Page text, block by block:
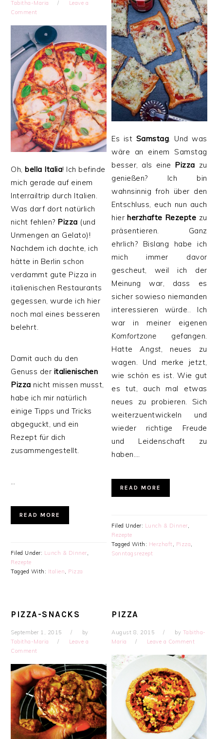
Tabitha-Maria
Leave a
Comment
Oh, bella Italia! Ich befinde
mich gerade auf einem
Interrailtrip durch Italien.
Was darf dort natürlich
nicht fehlen? Pizza (und
Unmengen an Gelato)!
Nachdem ich dachte, ich
hätte in Berlin schon
verdammt gute Pizza in
italienischen Restaurants
gegessen, wurde ich hier
noch mal eines besseren
belehrt.
Damit auch du den
Genuss der italienischen
Pizza nicht missen musst,
habe ich mir natürlich
einige Tipps und Tricks
abgeguckt, und ein
Rezept für dich
zusammengestellt.
…
READ MORE
Filed Under: Lunch & Dinner,
Rezepte
Tagged With: Italien, Pizza
Es ist Samstag. Und was
wäre an einem Samstag
besser, als eine Pizza zu
genießen? Ich bin
wahnsinnig froh über den
Entschluss, euch nun auch
hier herzhafte Rezepte zu
präsentieren. Ganz
ehrlich? Bislang habe ich
mich immer davor
gescheut, weil ich der
Meinung war, dass es
sicher sowieso niemanden
interessieren würde.. Ich
war in meiner eigenen
Komfortzone gefangen.
HatteAngst, neues zu
wagen. Und merke jetzt,
wie schön es ist. Wie gut
es tut, auch mal etwas
neues zu probieren. Sich
weiterzuentwickeln und
wieder richtige Freude
und Leidenschaft zu
haben….
READ MORE
Filed Under: Lunch & Dinner,
Rezepte
Tagged With: Herzhaft, Pizza,
Sonntagsrezept
PIZZA-SNACKS
September 1, 2015
by
Tabitha-Maria
Leave a
Comment
PIZZA
August 8, 2015 by Tabitha-
Maria
Leave a Comment